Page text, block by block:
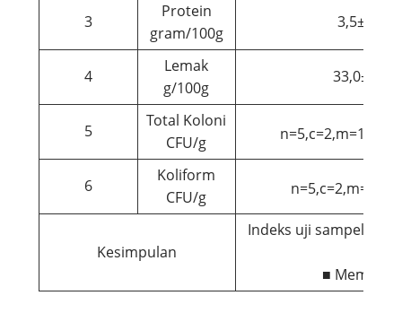
3
Protein
gram/100g
3,5±0,5
4
Lemak
g/100g
33,0±2,0
5
Total Koloni
CFU/g
n=5,c=2,m=10
6
Koliform
CFU/g
Kesimpulan
Indeks uji sampel
■